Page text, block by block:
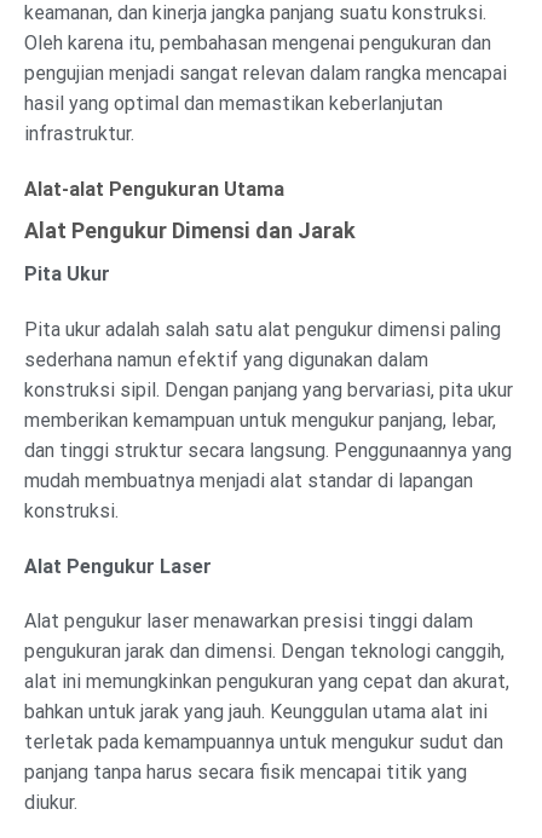
keamanan, dan kinerja jangka panjang suatu konstruksi.
Oleh karena itu, pembahasan mengenai pengukuran dan
pengujian menjadi sangat relevan dalam rangka mencapai
hasil yang optimal dan memastikan keberlanjutan
infrastruktur.
Alat-alat Pengukuran Utama
Alat Pengukur Dimensi dan Jarak
Pita Ukur
Pita ukur adalah salah satu alat pengukur dimensi paling
sederhana namun efektif yang digunakan dalam
konstruksi sipil. Dengan panjang yang bervariasi, pita ukur
memberikan kemampuan untuk mengukur panjang, lebar,
dan tinggi struktur secara langsung. Penggunaannya yang
mudah membuatnya menjadi alat standar di lapangan
konstruksi.
Alat Pengukur Laser
Alat pengukur laser menawarkan presisi tinggi dalam
pengukuran jarak dan dimensi. Dengan teknologi canggih,
alat ini memungkinkan pengukuran yang cepat dan akurat,
bahkan untuk jarak yang jauh. Keunggulan utama alat ini
terletak pada kemampuannya untuk mengukur sudut dan
panjang tanpa harus secara fisik mencapai titik yang
diukur.